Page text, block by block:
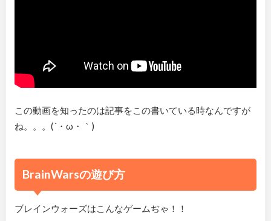
この動画を知ったのは記事をこの書いている時なんですが
ね。。。(´・ω・｀)
BrainWarsの遊び方
ブレインウォーズはこんなゲームぢゃ！！